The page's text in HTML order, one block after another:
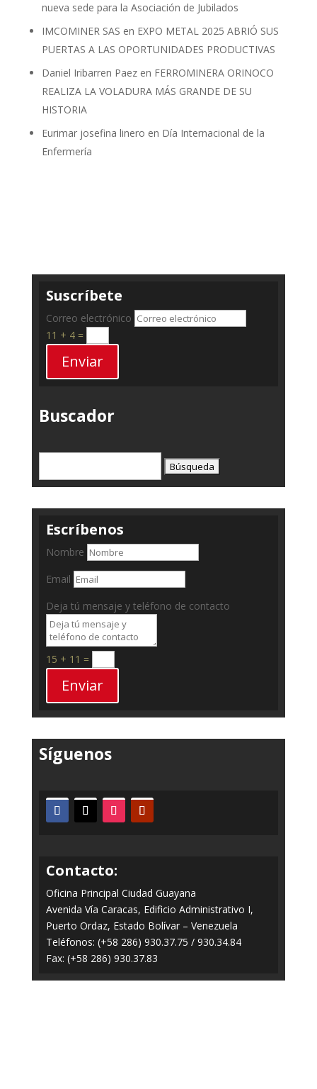
nueva sede para la Asociación de Jubilados
IMCOMINER SAS en EXPO METAL 2025 ABRIÓ SUS
PUERTAS A LAS OPORTUNIDADES PRODUCTIVAS
Daniel Iribarren Paezen FERROMINERA ORINOCO
REALIZA LA VOLADURA MÁS GRANDE DE SU
HISTORIA
Eurimar josefina linero en Día Internacional de la
Enfermería
Suscríbete
Correo electrónico
11 + 4=
Enviar
Buscador
Escríbenos
Nombre
Email
Deja tú mensaje y teléfono de contacto
15 + 11 =
Enviar
Síguenos
Contacto:
Oficina Principal Ciudad Guayana
Avenida Vía Caracas, Edificio Administrativo I,
Puerto Ordaz, Estado Bolívar – Venezuela
Teléfonos: (+58 286) 930.37.75 / 930.34.84
Fax: (+58 286) 930.37.83